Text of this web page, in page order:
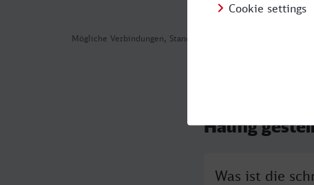
Mögliche Verbindungen, Stand: 2026-08-06 01:16
Häufig
Was ist die